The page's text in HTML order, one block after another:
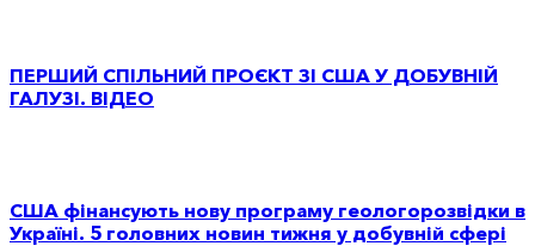
ПЕРШИЙ СПІЛЬНИЙ ПРОЄКТ ЗІ США У ДОБУВНІЙ
ГАЛУЗІ. ВІДЕО
США фінансують нову програму геологорозвідки в
Україні. 5 головних новин тижня у добувній сфері